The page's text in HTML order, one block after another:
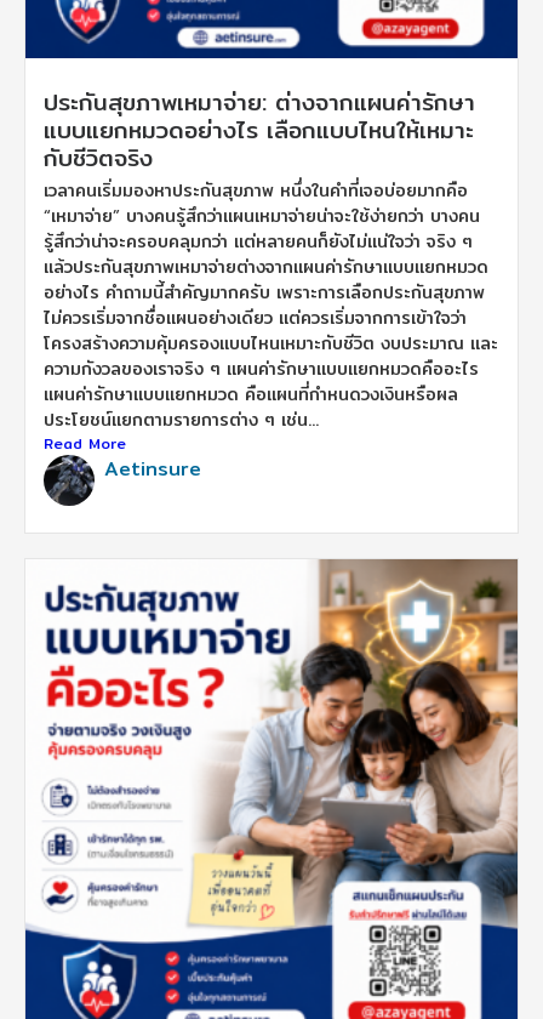
ประกันสุขภาพเหมาจ่าย: ต่างจากแผนค่ารักษา
แบบแยกหมวดอย่างไร เลือกแบบไหนให้เหมาะ
กับชีวิตจริง
เวลาคนเริ่มมองหาประกันสุขภาพ หนึ่งในคำที่เจอบ่อยมากคือ
“เหมาจ่าย” บางคนรู้สึกว่าแผนเหมาจ่ายน่าจะใช้ง่ายกว่า บางคน
รู้สึกว่าน่าจะครอบคลุมกว่า แต่หลายคนก็ยังไม่แน่ใจว่า จริง ๆ
แล้วประกันสุขภาพเหมาจ่ายต่างจากแผนค่ารักษาแบบแยกหมวด
อย่างไร คำถามนี้สำคัญมากครับ เพราะการเลือกประกันสุขภาพ
ไม่ควรเริ่มจากชื่อแผนอย่างเดียว แต่ควรเริ่มจากการเข้าใจว่า
โครงสร้างความคุ้มครองแบบไหนเหมาะกับชีวิต งบประมาณ และ
ความกังวลของเราจริง ๆ แผนค่ารักษาแบบแยกหมวดคืออะไร
แผนค่ารักษาแบบแยกหมวด คือแผนที่กำหนดวงเงินหรือผล
ประโยชน์แยกตามรายการต่าง ๆ เช่น...
Read More
Aetinsure